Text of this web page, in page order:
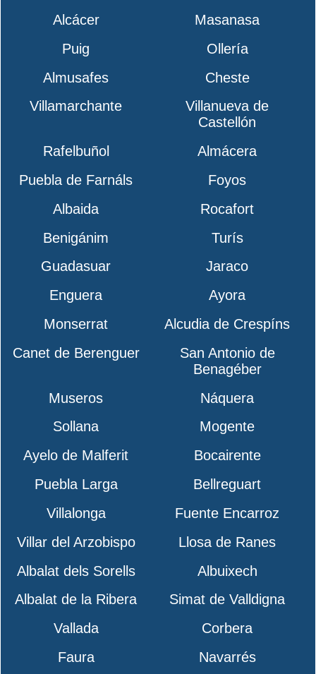
Alcácer
Masanasa
Puig
Ollería
Almusafes
Cheste
Villamarchante
Villanueva de
Castellón
Rafelbuñol
Almácera
Puebla de Farnáls
Foyos
Albaida
Rocafort
Benigánim
Turís
Guadasuar
Jaraco
Enguera
Ayora
Monserrat
Alcudia de Crespíns
Canet de Berenguer
San Antonio de
Benagéber
Museros
Náquera
Sollana
Mogente
Ayelo de Malferit
Bocairente
Puebla Larga
Bellreguart
Villalonga
Fuente Encarroz
Villar del Arzobispo
Llosa de Ranes
Albalat dels Sorells
Albuixech
Albalat de la Ribera
Simat de Valldigna
Vallada
Corbera
Faura
Navarrés